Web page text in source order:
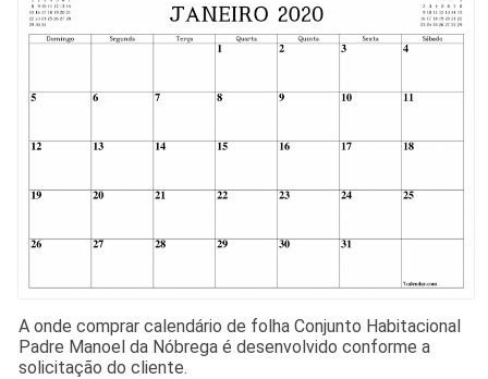
A onde comprar calendário de folha Conjunto Habitacional
Padre Manoel da Nóbrega é desenvolvido conforme a
solicitação do cliente.